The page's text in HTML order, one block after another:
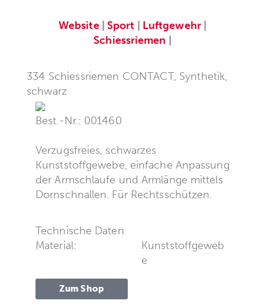
Website| Sport Luftgewehr|
Schiessriemen
334 Schiessriemen CONTACT, Synthetik,
schwarz
Best.-Nr.: 001460
Verzugsfreies, schwarzes
Kunststoffgewebe, einfache Anpassung
der Armschlaufe und Armlänge mittels
Dornschnallen. Für Rechtsschützen.
Technische Daten
Material:
Kunststoffgeweb
e
Zum Shop